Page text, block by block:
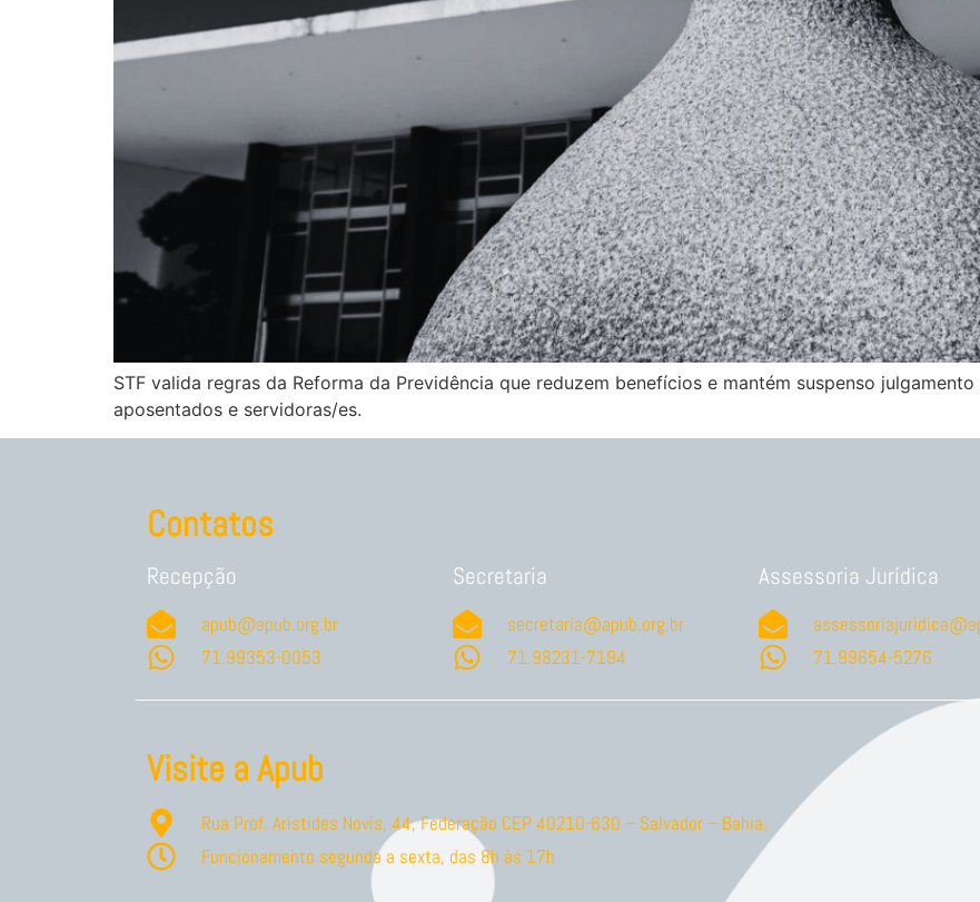
STF valida regras da Reforma da Previdência que reduzem benefícios e mantém suspenso
aposentados e servidoras/es.
Contatos
Recepção
apub@apub.org.br
71.99353-0053
Secretaria
secretaria@apub.org.br
71.98231-7194
Assessoria Jurídica
71.99654-5276
Visite a Apub
Rua Prof. Aristides Novis, 44, Federação CEP 40210-630 – Salvador – Bahia.
Funcionamento segunda a sexta, das 8h às 17h